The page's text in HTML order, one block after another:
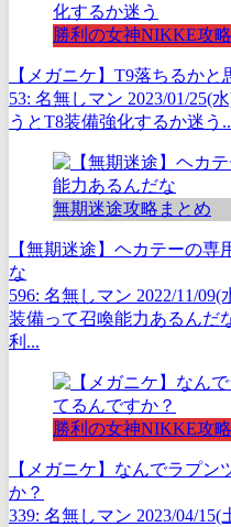
勝利の女神NIKKE攻
【メガニケ】T9落ちるか
53: 名無しマン 2023/01/25(
うとT8装備強化するか迷う
無期迷途攻略まとめ
【無期迷途】ヘカテーの
な
596: 名無しマン 2022/11/09(
装備って召喚能力あるんだ
利...
勝利の女神NIKKE攻
【メガニケ】なんでラプ
か？
339: 名無しマン 2023/04/15(